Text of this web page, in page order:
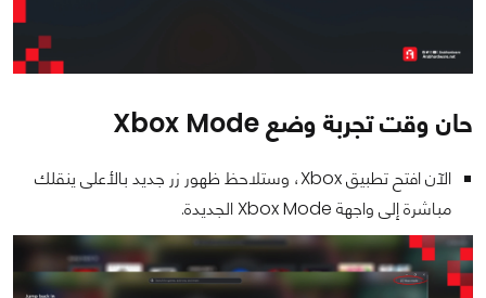
حان وقت تجربة وضع Xbox Mode
الآن افتح تطبيق Xbox، وستلاحظ ظهور زر جديد بالأعلى ينقلك
مباشرة إلى واجهة Xbox Mode الجديدة.